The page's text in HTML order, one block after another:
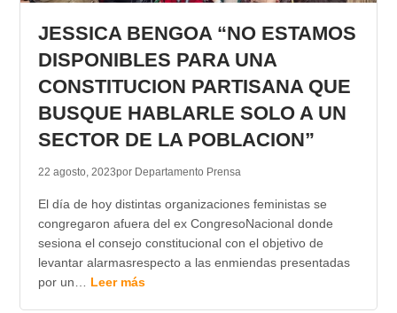
JESSICA BENGOA “NO ESTAMOS
DISPONIBLES PARA UNA
CONSTITUCION PARTISANA QUE
BUSQUE HABLARLE SOLO A UN
SECTOR DE LA POBLACION”
22 agosto, 2023por Departamento Prensa
El día de hoy distintas organizaciones feministas se
congregaron afuera del ex CongresoNacional donde
sesiona el consejo constitucional con el objetivo de
levantar alarmasrespecto a las enmiendas presentadas
por un… Leer más